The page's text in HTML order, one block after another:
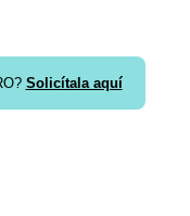
Solicítala aquí